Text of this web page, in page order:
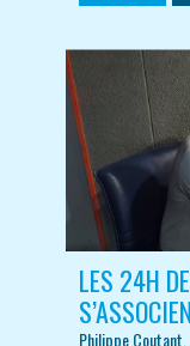
LES 24H
Philippe